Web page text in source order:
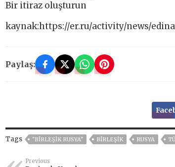
Bir itiraz oluşturun
kaynak:https://er.ru/activity/news/
Paylaş:
Tags "BIRLEŞIK RUSYA" BIRLEŞIK RUSYA
Previous